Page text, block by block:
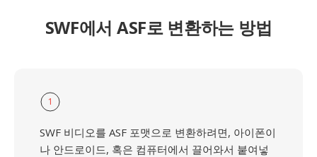
SWF에서 ASF로 변환하는 방법
1
SWF 비디오를 ASF 포맷으로 변환하려면, 아이폰이
나 안드로이드, 혹은 컴퓨터에서 끌어와서 붙여넣